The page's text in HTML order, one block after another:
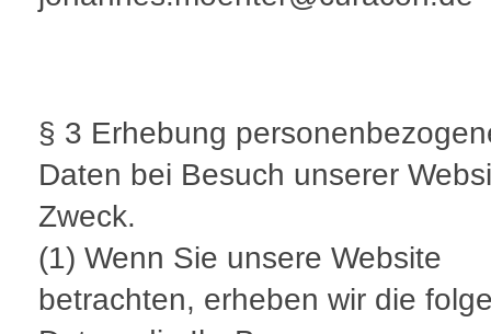
§ 3 Erhebung
Daten bei Besuch unserer
Zweck.
(1) Wenn Sie unsere Website
betrachten, erheben wir die